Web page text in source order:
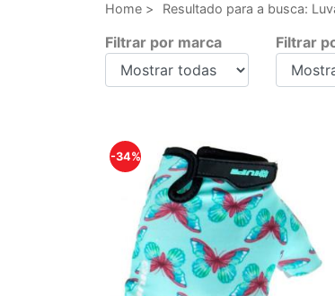
Home > Resultado para a busca:
Filtrar por marca Filtrar
-34%